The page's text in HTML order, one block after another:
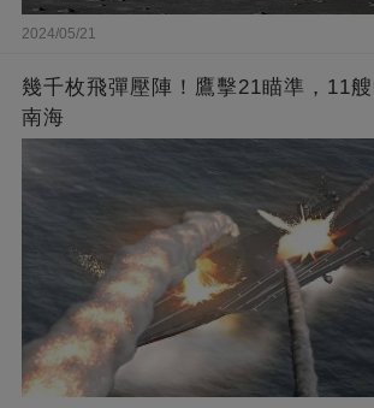
2024/05/21
幾千枚飛彈壓陣！鷹擊21瞄準，11
南海